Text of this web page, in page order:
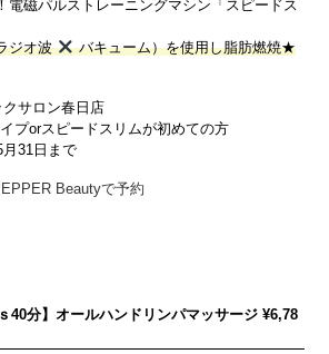
電磁パルストレーニングマシン「スピードス
ジオ波
バキューム）を使用し脂肪燃焼★
サロン春日店
プorスピードスリムが初めての方
31日まで
Beautyで予約
40分】オールハンドリンパマッサージ ¥6,78